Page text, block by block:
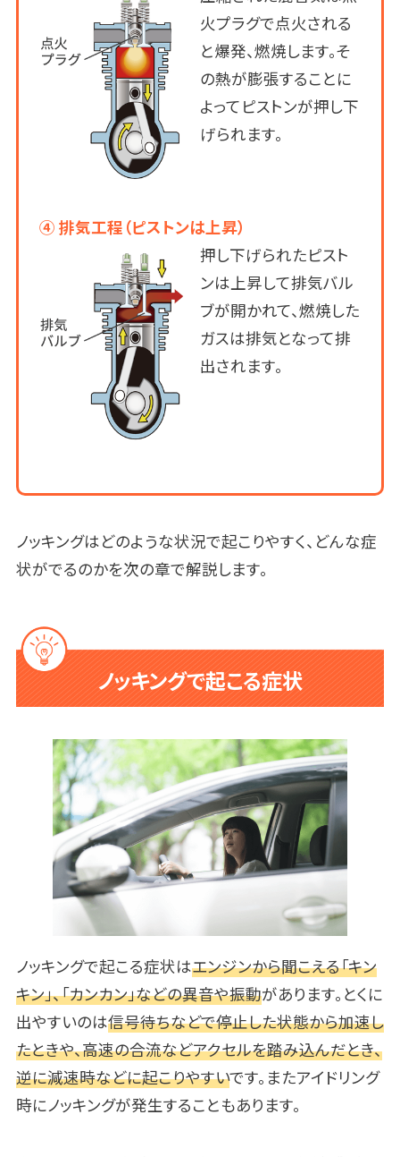
火プラグで点火される
と爆発、燃焼します。そ
の熱が膨張することに
よってピストンが押し下
げられます。
④ 排気工程（ピストンは上昇）
押し下げられたピスト
ンは上昇して排気バル
ブが開かれて、燃焼した
ガスは排気となって排
出されます。
ノッキングはどのような状況で起こりやすく、どんな症
状がでるのかを次の章で解説します。
ノッキングで起こる症状
ノッキングで起こる症状はエンジンから聞こえる「キン
キン」、「カンカン」などの異音や振動があります。とくに
出やすいのは信号待ちなどで停止した状態から加速し
たときや、高速の合流などアクセルを踏み込んだとき、
逆に減速時などに起こりやすいです。またアイドリング
時にノッキングが発生することもあります。